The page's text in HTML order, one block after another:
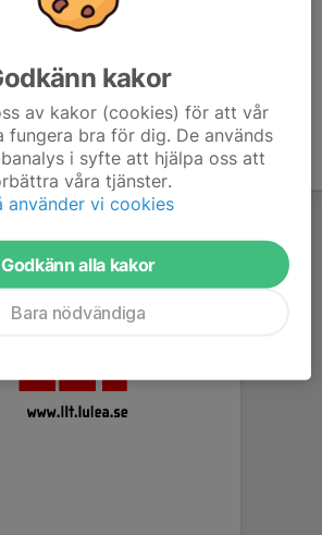
kakor
av kakor (cookies) för att vår
fungera bra för dig. De används
i syfte att hjälpa oss att
våra tjänster.
använder vi cookies
Godkänn alla kakor
Bara nödvändiga